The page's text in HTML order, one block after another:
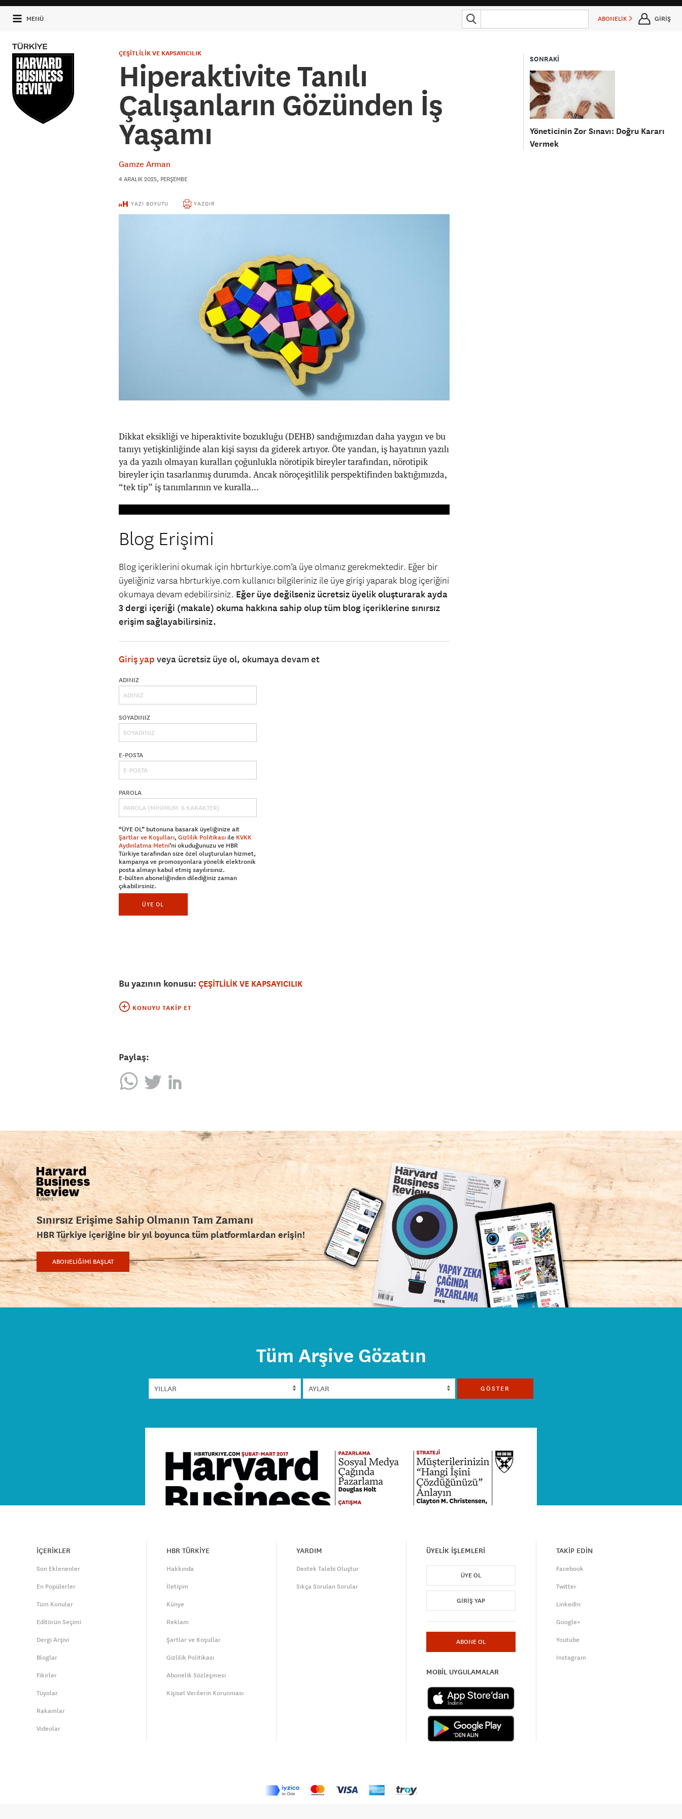
MENÜ ABONELİK GİRİŞ
SONRAKİ
Yöneticinin Zor Sınavı: Doğru Kararı
Vermek
ÇEŞİTLİLİK VE KAPSAYICILIK
Hiperaktivite Tanılı
Çalışanların Gözünden İş
Yaşamı
Gamze Arman
4 ARALIK 2025, PERŞEMBE
YAZI BOYUTU YAZDIR
Dikkat eksikliği ve hiperaktivite bozukluğu (DEHB) sandığımızdan daha yaygın ve bu
tanıyı yetişkinliğinde alan kişi sayısı da giderek artıyor. Öte yandan, iş hayatının yazılı
ya da yazılı olmayan kuralları çoğunlukla nörotipik bireyler tarafından, nörotipik
bireyler için tasarlanmış durumda. Ancak nöroçeşitlilik perspektifinden baktığımızda,
“tek tip” iş tanımlarının ve kuralla...
Blog Erişimi
Blog içeriklerini okumak için hbrturkiye.com’a üye olmanız gerekmektedir. Eğer bir
üyeliğiniz varsa hbrturkiye.com kullanıcı bilgileriniz ile üye girişi yaparak blog içeriğini
okumaya devam edebilirsiniz. Eğer üye değilseniz ücretsiz üyelik oluşturarak ayda
3 dergi içeriği (makale) okuma hakkına sahip olup tüm blog içeriklerine sınırsız
erişim sağlayabilirsiniz.
Giriş yap veya ücretsiz üye ol, okumaya devam et
ADINIZ
SOYADINIZ
E-POSTA
PAROLA
“ÜYE OL” butonuna basarak üyeliğinize ait
Şartlar ve Koşulları, Gizlilik Politikası ile KVKK
Aydınlatma Metni’ni okuduğunuzu ve HBR
Türkiye tarafından size özel oluşturulan hizmet,
kampanya ve promosyonlara yönelik elektronik
posta almayı kabul etmiş sayılırsınız.
E-bülten aboneliğinden dilediğiniz zaman
çıkabilirsiniz.
ÜYE OL
Bu yazının konusu: ÇEŞİTLİLİK VE KAPSAYICILIK
KONUYU TAKIP ET
Paylaş:
Sınırsız Erişime Sahip Olmanın Tam Zamanı
HBR Türkiye içeriğine bir yıl boyunca tüm platformlardan erişin!
ABONELİĞİMİ BAŞLAT
Tüm Arşive Gözatın
GÖSTER
İÇERİKLER
Son Eklenenler
En Popülerler
Tüm Konular
Editörün Seçimi
Dergi Arşivi
Bloglar
Fikirler
Tüyolar
Rakamlar
Videolar
HBR TÜRKİYE
Hakkında
İletişim
Künye
Reklam
Şartlar ve Koşullar
Gizlilik Politikası
Abonelik Sözleşmesi
Kişisel Verilerin Korunması
YARDIM
Destek Talebi Oluştur
Sıkça Sorulan Sorular
ÜYELİK İŞLEMLERİ
ÜYE OL
GIRIŞ YAP
ABONE OL
MOBİL UYGULAMALAR
TAKİP EDİN
Facebook
Twitter
LinkedIn
Google+
Youtube
Instagram